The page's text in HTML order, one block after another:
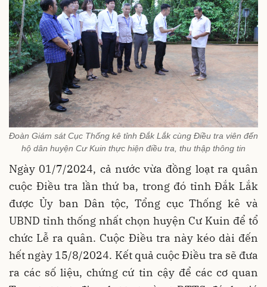
Đoàn Giám sát Cục Thống kê tỉnh Đắk Lắk cùng Điều tra viên đến
hộ dân huyện Cư Kuin thực hiện điều tra, thu thập thông tin
Ngày 01/7/2024, cả nước vừa đồng loạt ra quân
cuộc Điều tra lần thứ ba, trong đó tỉnh Đắk Lắk
được Ủy ban Dân tộc, Tổng cục Thống kê và
UBND tỉnh thống nhất chọn huyện Cư Kuin để tổ
chức Lễ ra quân. Cuộc Điều tra này kéo dài đến
hết ngày 15/8/2024. Kết quả cuộc Điều tra sẽ đưa
ra các số liệu, chứng cứ tin cậy để các cơ quan